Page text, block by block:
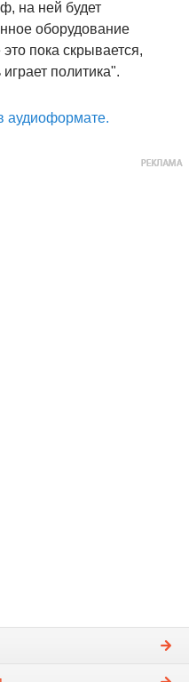
на ней будет
оборудование
пока скрывается,
политика".
аудиоформате.